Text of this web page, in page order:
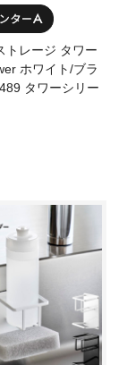
トレージ タワー
ホワイト/ブラ
タワーシリー